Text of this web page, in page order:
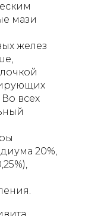
мази
желез
всех
20%,